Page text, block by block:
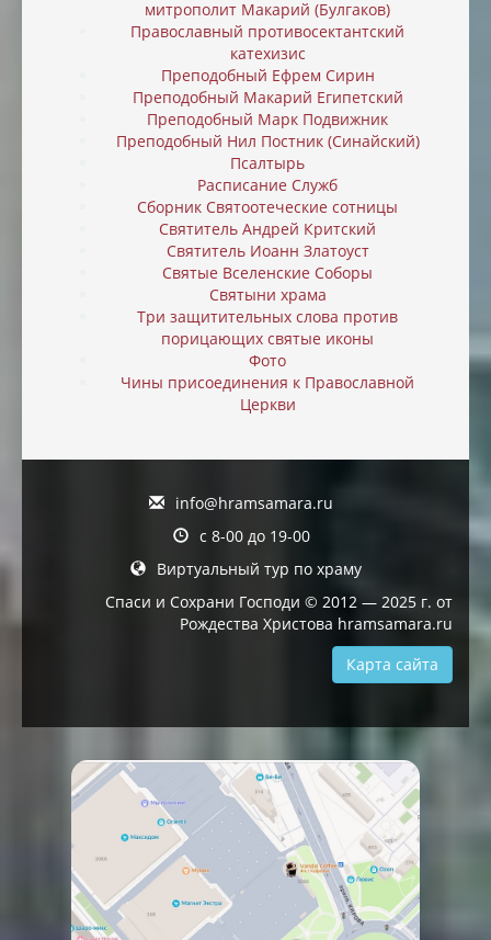
митрополит Макарий (Булгаков)
Православный противосектантский
катехизис
Преподобный Ефрем Сирин
Преподобный Макарий Египетский
Преподобный Марк Подвижник
Преподобный Нил Постник (Синайский)
Псалтырь
Расписание Служб
Сборник Святоотеческие сотницы
Святитель Андрей Критский
Святитель Иоанн Златоуст
Святые Вселенские Соборы
Святыни храма
Три защитительных слова против
порицающих святые иконы
Фото
Чины присоединения к Православной
Церкви
info@hramsamara.ru
с 8-00 до 19-00
Виртуальный тур по храму
Спаси и Сохрани Господи © 2012 — 2025 г. от
Рождества Христова hramsamara.ru
Карта сайта